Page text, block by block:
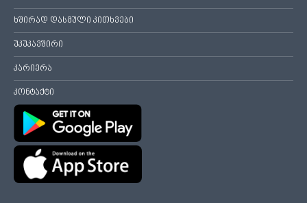
ხშირად დასმული კითხვები
უკუკავშირი
კარიერა
კონტაქტი